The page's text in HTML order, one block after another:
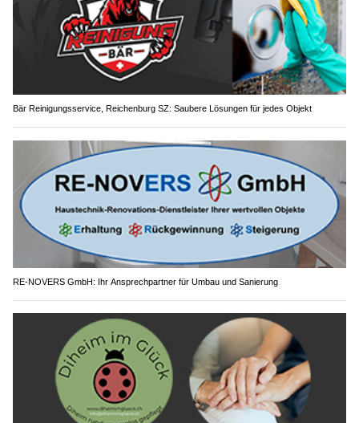
Bär Reinigungsservice, Reichenburg SZ: Saubere Lösungen für jedes Objekt
RE-NOVERS GmbH: Ihr Ansprechpartner für Umbau und Sanierung